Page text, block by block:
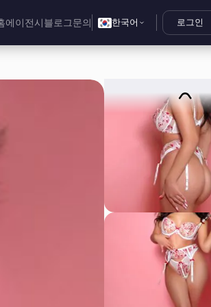
에이전시 블로그 문의 한국어 로그인